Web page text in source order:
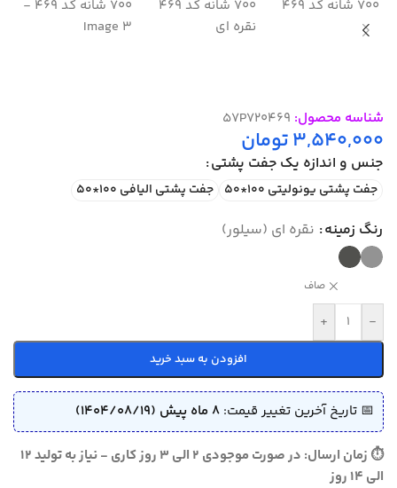
شناسه محصول: 57P720469
3,540,000تومان
جنس و اندازه یک جفت پشتی
جفت پشتی یونولیتی 100*50 جفت پشتی الیافی 100*50
رنگ زمینه نقره ای (سیلور)
صاف
-
+
افزودن به سبد خرید
📅 تاریخ آخرین تغییر قیمت: 8 ماه پیش (1404/08/19)
⏱ زمان ارسال: در صورت موجودی 2 الی 3 روز کاری - نیاز به تولید 12
الی 14 روز